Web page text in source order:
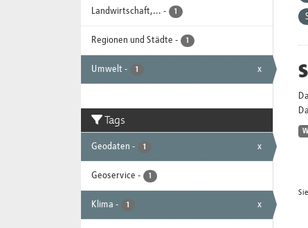
Landwirtschaft,... - 1
Regionen und Städte - 1
Umwelt - 1 x
Tags
Geodaten - 1 x
Geoservice - 1
Klima - 1 x